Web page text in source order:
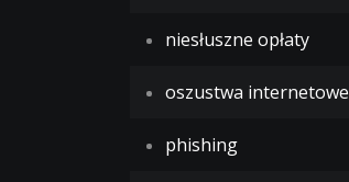
niesłuszne opłaty
oszustwa internetowe
phishing